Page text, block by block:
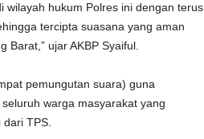
wilayah hukum Polres ini dengan terus
tercipta suasana yang aman
ujar AKBP Syaiful.
pemungutan suara) guna
warga masyarakat yang
TPS.